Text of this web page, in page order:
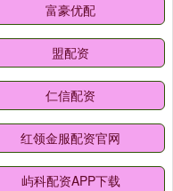
富豪优配
盟配资
仁信配资
红领金服配资官网
屿科配资APP下载